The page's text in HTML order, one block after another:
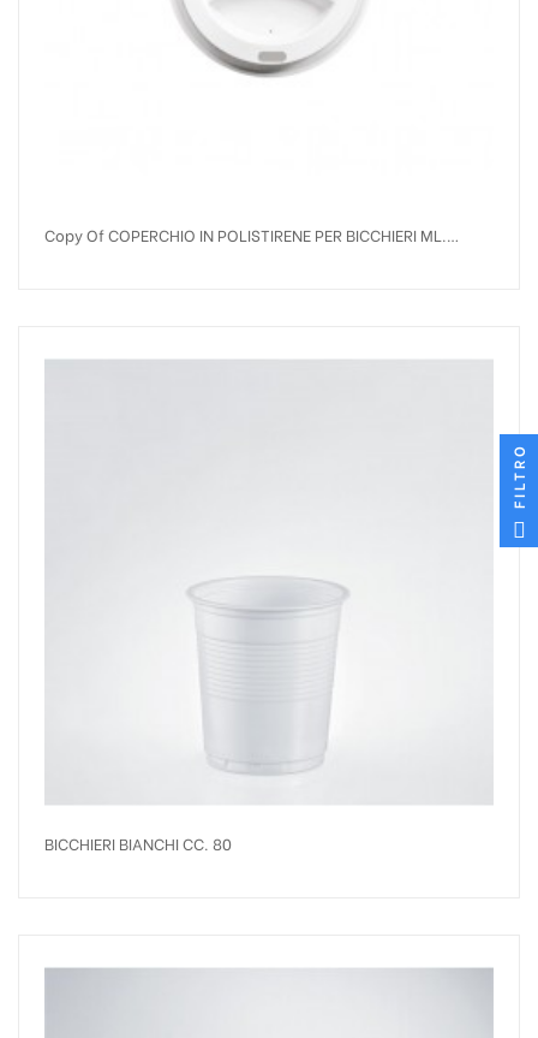
Copy Of COPERCHIO IN POLISTIRENE PER BICCHIERI ML.
BICCHIERI BIANCHI CC. 80
FILTRO